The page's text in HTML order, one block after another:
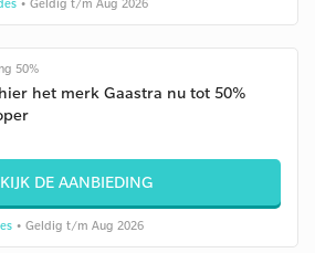
• Geldig t/m Aug 2026
50%
het merk Gaastra nu tot 50%
DE AANBIEDING
• Geldig t/m Aug 2026